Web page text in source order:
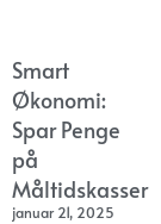
Smart
Økonomi:
Spar Penge
på
Måltidskasser
januar 21, 2025